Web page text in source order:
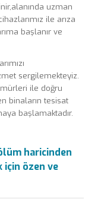
uzman
ile arıza
başlanır ve
sergilemekteyiz.
ile doğru
binaların tesisat
başlamaktadır.
haricinden
için özen ve